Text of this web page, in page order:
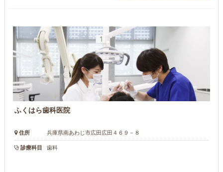
ふくはら歯科医院
住所 兵庫県南あわじ市広田広田４６９－８
診療科目 歯科